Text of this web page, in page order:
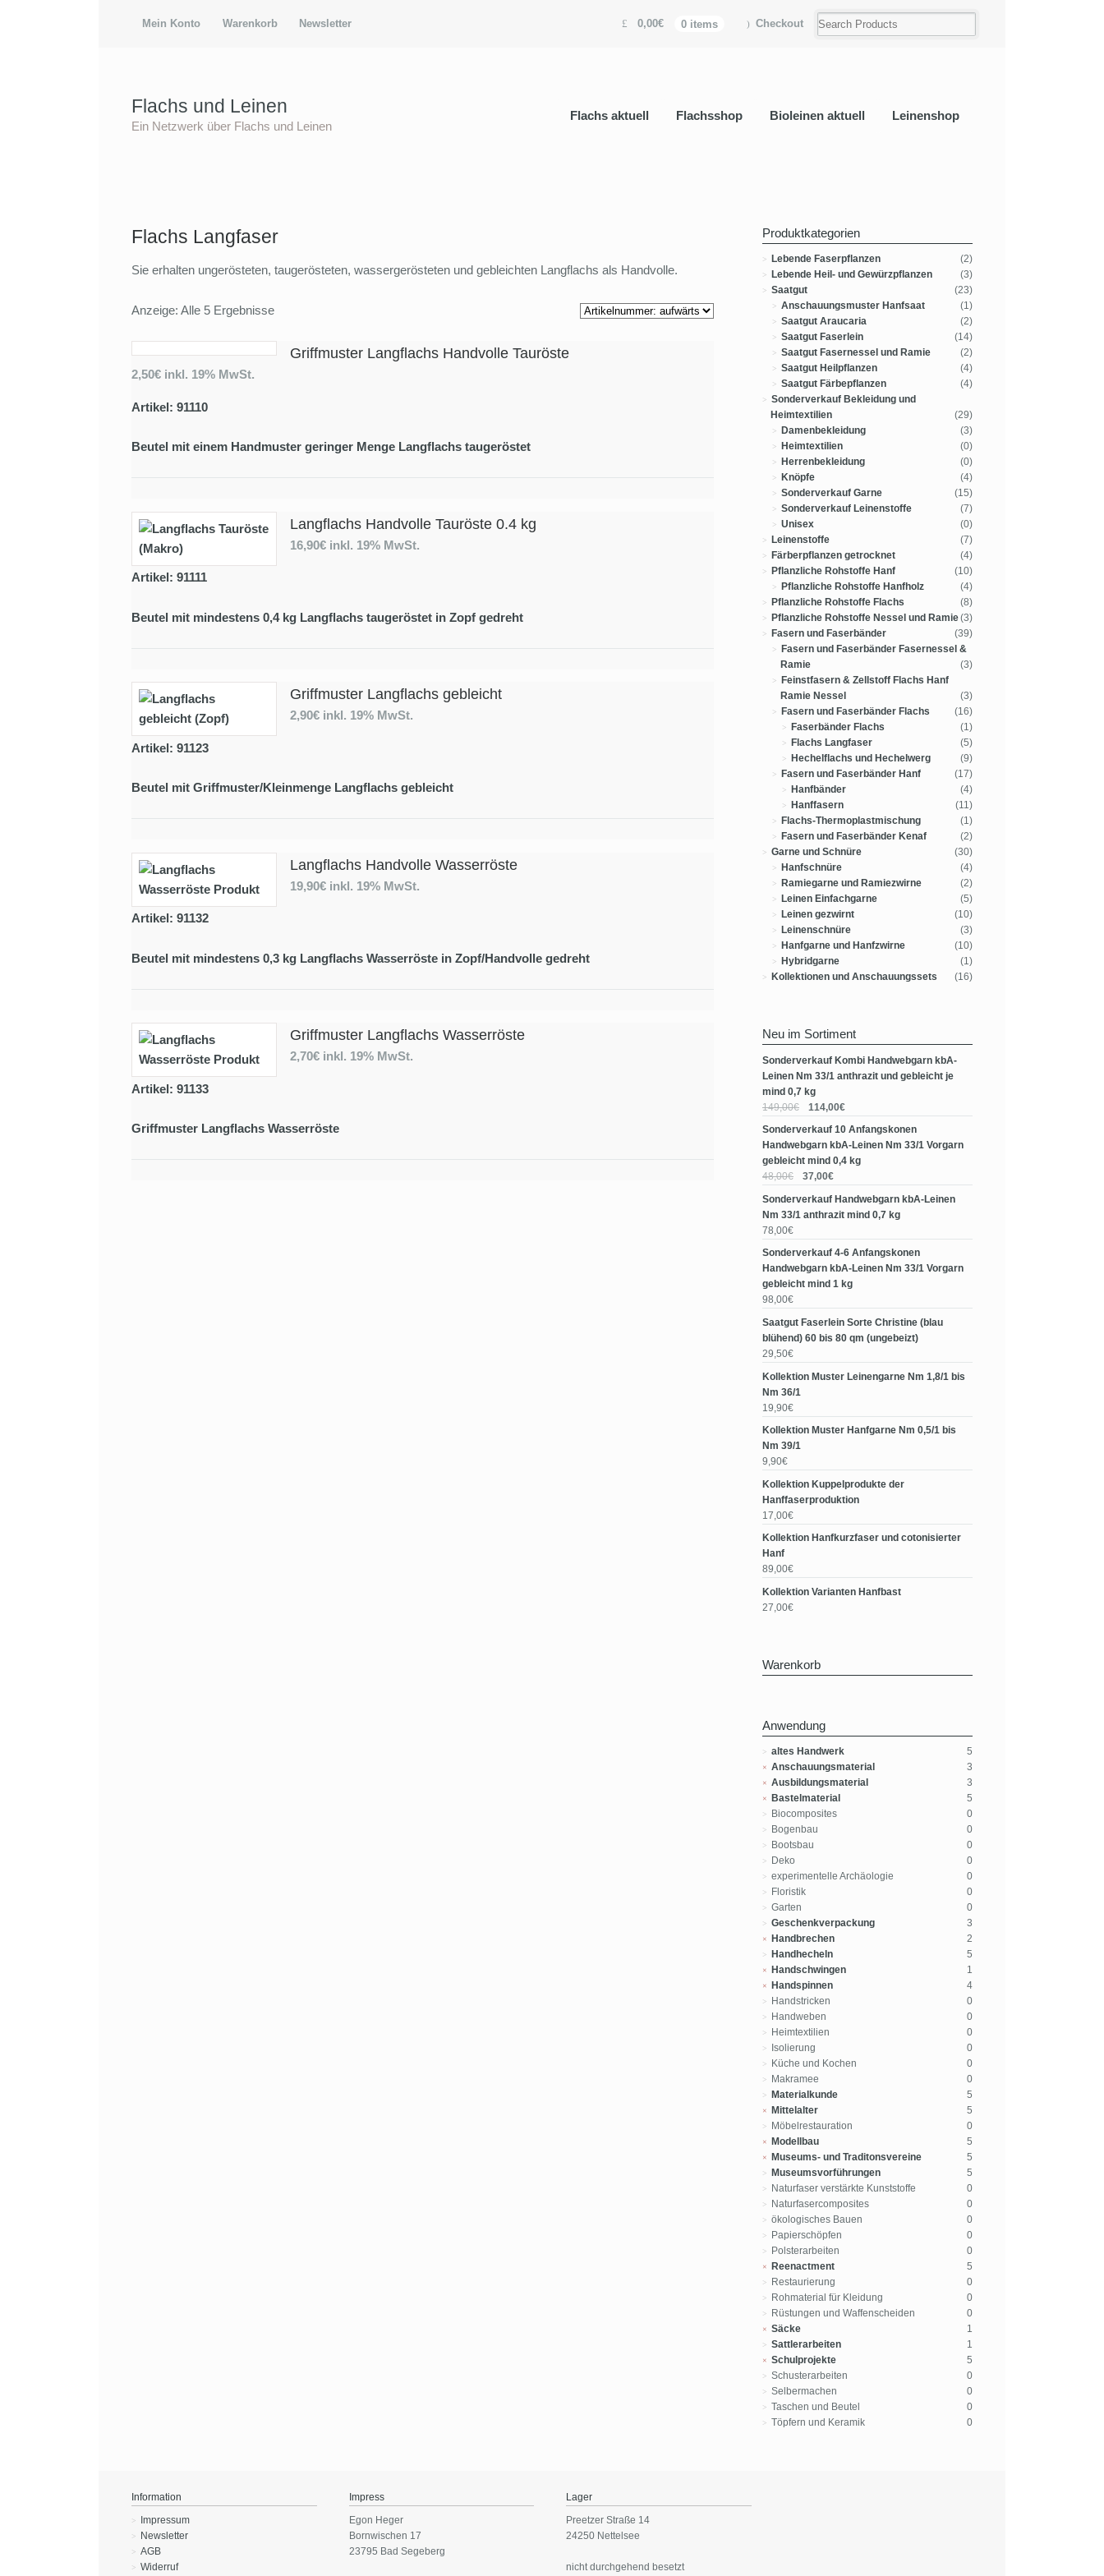
Mein Konto Warenkorb Newsletter 0,00€ 0 items Checkout
Flachs und Leinen
Ein Netzwerk über Flachs und Leinen
Flachs aktuell Flachsshop Bioleinen aktuell Leinenshop
Flachs Langfaser
Sie erhalten ungerösteten, taugerösteten, wassergerösteten und gebleichten Langflachs als Handvolle.
Anzeige: Alle 5 Ergebnisse
Griffmuster Langflachs Handvolle Tauröste
2,50€ inkl. 19% MwSt.
Artikel: 91110
Beutel mit einem Handmuster geringer Menge Langflachs taugeröstet
Langflachs Handvolle Tauröste 0.4 kg
16,90€ inkl. 19% MwSt.
Artikel: 91111
Beutel mit mindestens 0,4 kg Langflachs taugeröstet in Zopf gedreht
Griffmuster Langflachs gebleicht
2,90€ inkl. 19% MwSt.
Artikel: 91123
Beutel mit Griffmuster/Kleinmenge Langflachs gebleicht
Langflachs Handvolle Wasserröste
19,90€ inkl. 19% MwSt.
Artikel: 91132
Beutel mit mindestens 0,3 kg Langflachs Wasserröste in Zopf/Handvolle gedreht
Griffmuster Langflachs Wasserröste
2,70€ inkl. 19% MwSt.
Artikel: 91133
Griffmuster Langflachs Wasserröste
Produktkategorien
Lebende Faserpflanzen
(2)
Lebende Heil- und Gewürzpflanzen
(3)
Saatgut
(23)
Anschauungsmuster Hanfsaat
(1)
Saatgut Araucaria
(2)
Saatgut Faserlein
(14)
Saatgut Fasernessel und Ramie
(2)
Saatgut Heilpflanzen
(4)
Saatgut Färbepflanzen
(4)
Sonderverkauf Bekleidung und
Heimtextilien
(29)
Damenbekleidung
(3)
Heimtextilien
(0)
Herrenbekleidung
(0)
Knöpfe
(4)
Sonderverkauf Garne
(15)
Sonderverkauf Leinenstoffe
(7)
Unisex
(0)
Leinenstoffe
(7)
Färberpflanzen getrocknet
(4)
Pflanzliche Rohstoffe Hanf
(10)
Pflanzliche Rohstoffe Hanfholz
(4)
Pflanzliche Rohstoffe Flachs
(8)
Pflanzliche Rohstoffe Nessel und Ramie(3)
Fasern und Faserbänder
(39)
Fasern und Faserbänder Fasernessel &
Ramie
(3)
Feinstfasern & Zellstoff Flachs Hanf
Ramie Nessel
(3)
Fasern und Faserbänder Flachs
(16)
Faserbänder Flachs
(1)
Flachs Langfaser
(5)
Hechelflachs und Hechelwerg
(9)
Fasern und Faserbänder Hanf
(17)
Hanfbänder
(4)
Hanffasern
(11)
Flachs-Thermoplastmischung
(1)
Fasern und Faserbänder Kenaf
(2)
Garne und Schnüre
(30)
Hanfschnüre
(4)
Ramiegarne und Ramiezwirne
(2)
Leinen Einfachgarne
(5)
Leinen gezwirnt
(10)
Leinenschnüre
(3)
Hanfgarne und Hanfzwirne
(10)
Hybridgarne
(1)
Kollektionen und Anschauungssets
(16)
Neu im Sortiment
Sonderverkauf Kombi Handwebgarn kbA-
Leinen Nm 33/1 anthrazit und gebleicht je
mind 0,7 kg
149,00€
114,00€
Sonderverkauf 10 Anfangskonen
Handwebgarn kbA-Leinen Nm 33/1 Vorgarn
gebleicht mind 0,4 kg
48,00€
37,00€
Sonderverkauf Handwebgarn kbA-Leinen
Nm 33/1 anthrazit mind 0,7 kg
78,00€
Sonderverkauf 4-6 Anfangskonen
Handwebgarn kbA-Leinen Nm 33/1 Vorgarn
gebleicht mind 1 kg
98,00€
Saatgut Faserlein Sorte Christine (blau
blühend) 60 bis 80 qm (ungebeizt)
29,50€
Kollektion Muster Leinengarne Nm 1,8/1 bis
Nm 36/1
19,90€
Kollektion Muster Hanfgarne Nm 0,5/1 bis
Nm 39/1
9,90€
Kollektion Kuppelprodukte der
Hanffaserproduktion
17,00€
Kollektion Hanfkurzfaser und cotonisierter
Hanf
89,00€
Kollektion Varianten Hanfbast
27,00€
Warenkorb
Anwendung
altes Handwerk
5
Anschauungsmaterial
3
Ausbildungsmaterial
3
Bastelmaterial
5
Biocomposites
0
Bogenbau
0
Bootsbau
0
Deko
0
experimentelle Archäologie
0
Floristik
0
Garten
0
Geschenkverpackung
3
Handbrechen
2
Handhecheln
5
Handschwingen
1
Handspinnen
4
Handstricken
0
Handweben
0
Heimtextilien
0
Isolierung
0
Küche und Kochen
0
Makramee
0
Materialkunde
5
Mittelalter
5
Möbelrestauration
0
Modellbau
5
Museums- und Traditonsvereine
5
Museumsvorführungen
5
Naturfaser verstärkte Kunststoffe
0
Naturfasercomposites
0
ökologisches Bauen
0
Papierschöpfen
0
Polsterarbeiten
0
Reenactment
5
Restaurierung
0
Rohmaterial für Kleidung
0
Rüstungen und Waffenscheiden
0
Säcke
1
Sattlerarbeiten
1
Schulprojekte
5
Schusterarbeiten
0
Selbermachen
0
Taschen und Beutel
0
Töpfern und Keramik
0
Information
Impressum
Newsletter
AGB
Widerruf
Impress
Egon Heger
Bornwischen 17
23795 Bad Segeberg
Lager
Preetzer Straße 14
24250 Nettelsee
nicht durchgehend besetzt